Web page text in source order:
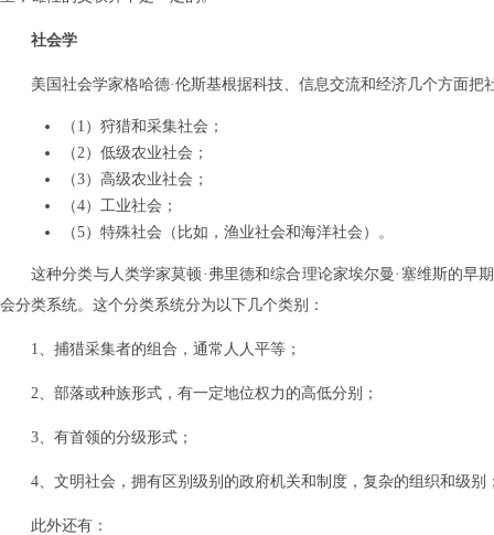
社会学
美国社会学家格哈德·伦斯基根据科技、信息交流和经济几个方面把
（1）狩猎和采集社会；
（2）低级农业社会；
（3）高级农业社会；
（4）工业社会；
（5）特殊社会（比如，渔业社会和海洋社会）。
这种分类与人类学家莫顿·弗里德和综合理论家埃尔曼·塞维斯的
会分类系统。这个分类系统分为以下几个类别：
1、捕猎采集者的组合，通常人人平等；
2、部落或种族形式，有一定地位权力的高低分别；
3、有首领的分级形式；
4、文明社会，拥有区别级别的政府机关和制度，复杂的组织和级别
此外还有：